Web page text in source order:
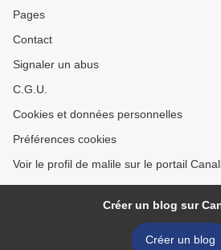
Pages
Contact
Signaler un abus
C.G.U.
Cookies et données personnelles
Préférences cookies
Voir le profil de malile sur le portail
Créer un blog sur
Créer un blog